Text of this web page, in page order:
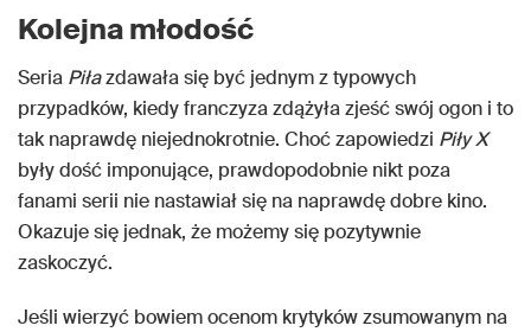
Kolejna młodość
Seria Piłazdawała się być jednym z typowych
przypadków, kiedy franczyza zdążyła zjeść swój ogon i to
tak naprawdę niejednokrotnie. Choć zapowiedzi Piły X
były dość imponujące, prawdopodobnie nikt poza
fanami serii nie nastawiał się na naprawdę dobre kino.
Okazuje się jednak, że możemy się pozytywnie
zaskoczyć.
Jeśli wierzyć bowiem ocenom krytyków zsumowanym na